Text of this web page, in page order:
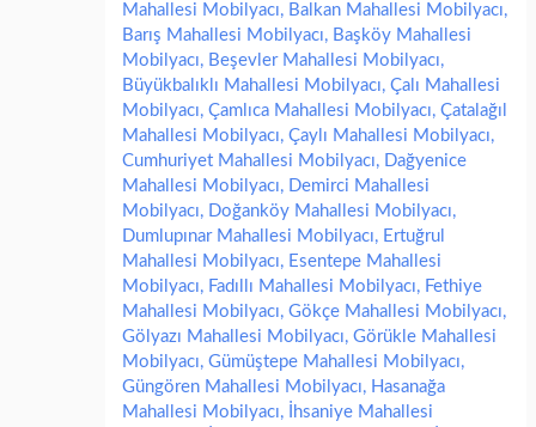
Mahallesi Mobilyacı, Balkan Mahallesi Mobilyacı,
Barış Mahallesi Mobilyacı, Başköy Mahallesi
Mobilyacı, Beşevler Mahallesi Mobilyacı,
Büyükbalıklı Mahallesi Mobilyacı,Çalı Mahallesi
Mobilyacı,Çamlıca Mahallesi Mobilyacı,Çatalağıl
Mahallesi Mobilyacı,Çaylı Mahallesi Mobilyacı,
Cumhuriyet Mahallesi Mobilyacı, Dağyenice
Mahallesi Mobilyacı, Demirci Mahallesi
Mobilyacı, Doğanköy Mahallesi Mobilyacı,
Dumlupınar Mahallesi Mobilyacı, Ertuğrul
Mahallesi Mobilyacı, Esentepe Mahallesi
Mobilyacı, Fadıllı Mahallesi Mobilyacı, Fethiye
Mahallesi Mobilyacı,Gökçe Mahallesi Mobilyacı,
Gölyazı Mahallesi Mobilyacı,Görükle Mahallesi
Mobilyacı,Gümüştepe Mahallesi Mobilyacı,
Güngören Mahallesi Mobilyacı, Hasanağa
Mahallesi Mobilyacı,
İhsaniye Mahallesi